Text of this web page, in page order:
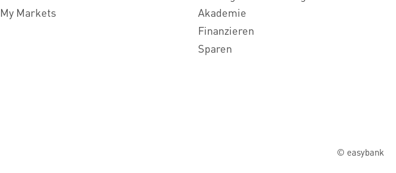
My Markets
Akademie
Finanzieren
Sparen
© easybank